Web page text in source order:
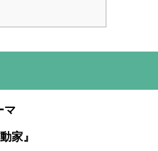
マ
家』